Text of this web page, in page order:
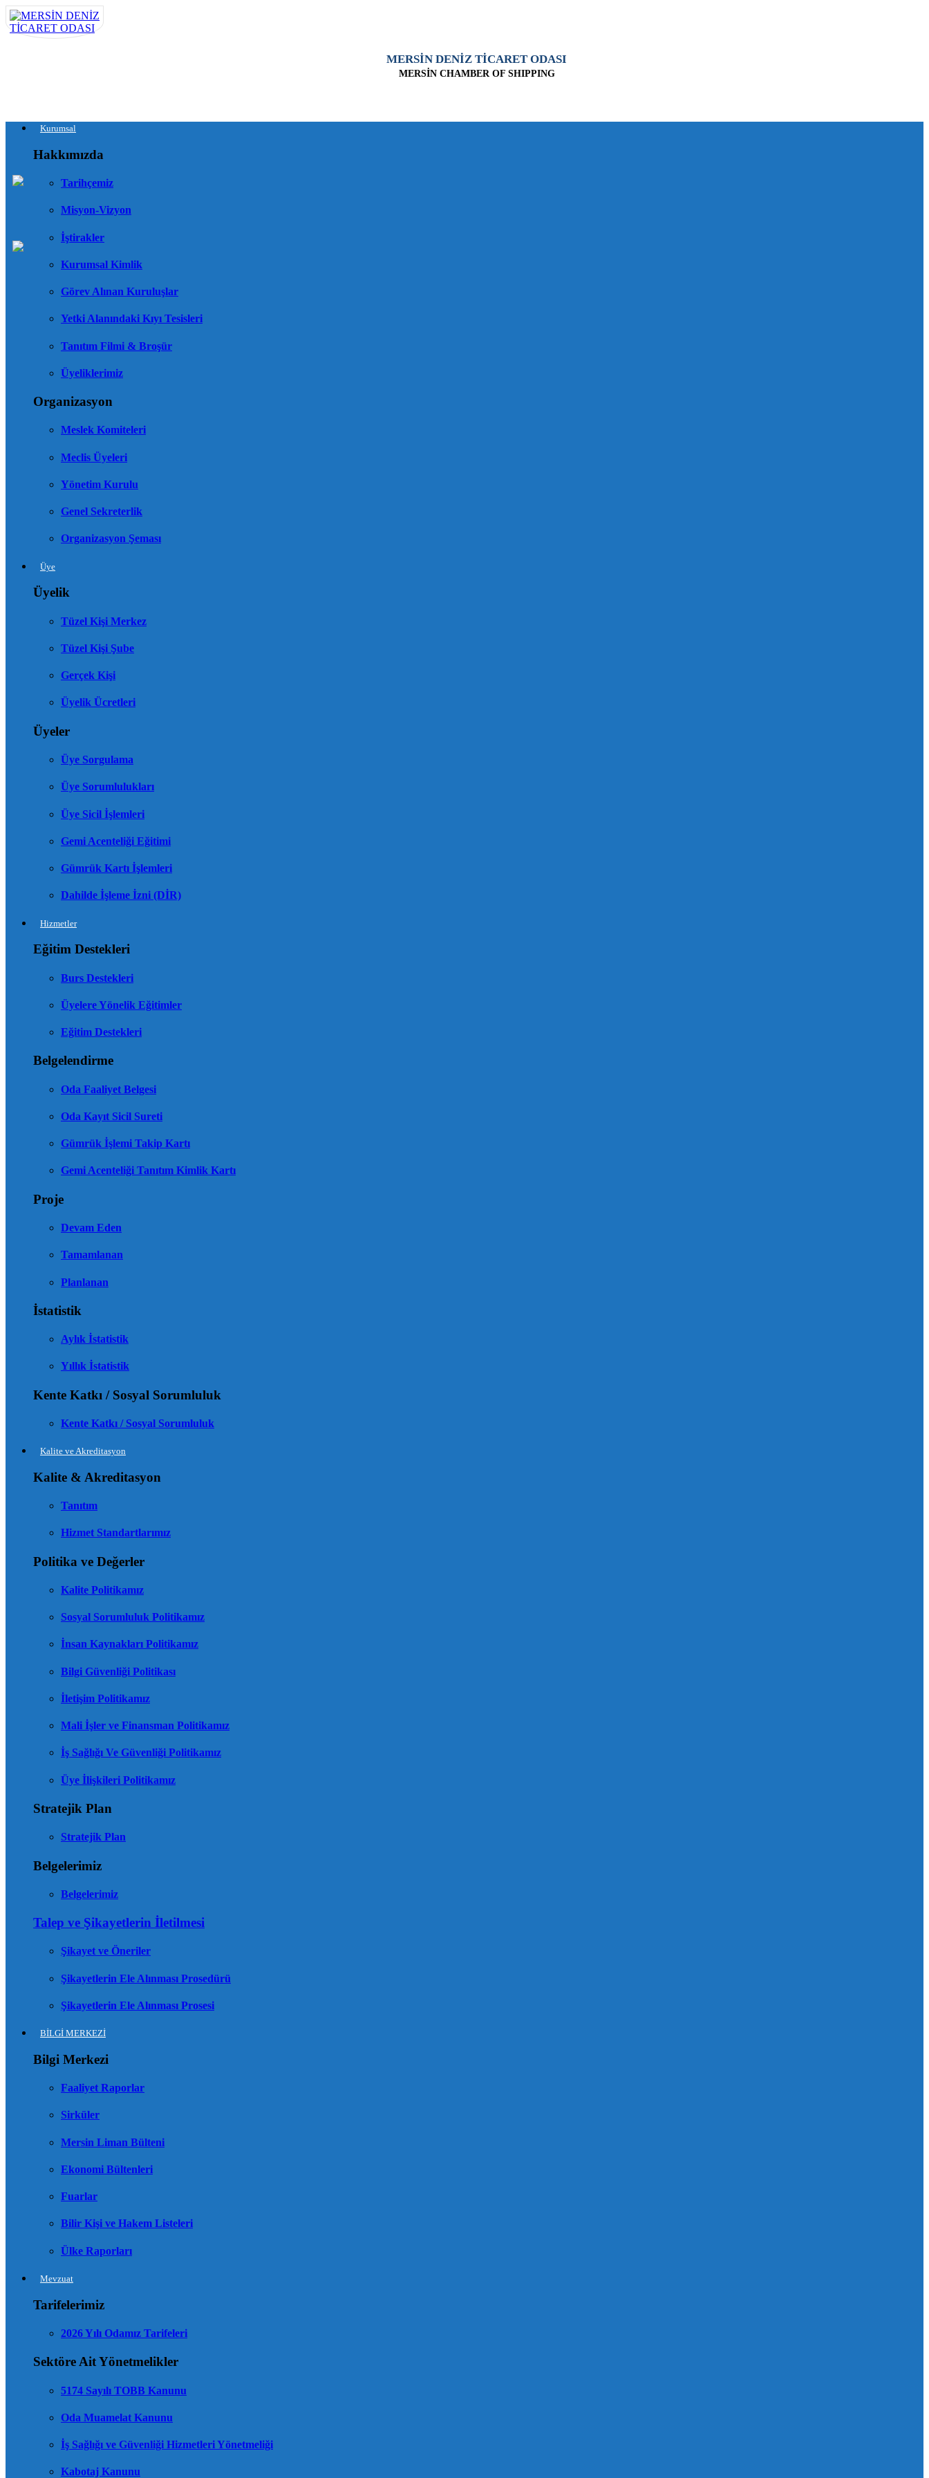
MERSİN DENİZ TİCARET ODASI
MERSİN CHAMBER OF SHIPPING
Kurumsal
Hakkımızda
Tarihçemiz
Misyon-Vizyon
İştirakler
Kurumsal Kimlik
Görev Alınan Kuruluşlar
Yetki Alanındaki Kıyı Tesisleri
Tanıtım Filmi & Broşür
Üyeliklerimiz
Organizasyon
Meslek Komiteleri
Meclis Üyeleri
Yönetim Kurulu
Genel Sekreterlik
Organizasyon Şeması
Üye
Üyelik
Tüzel Kişi Merkez
Tüzel Kişi Şube
Gerçek Kişi
Üyelik Ücretleri
Üyeler
Üye Sorgulama
Üye Sorumlulukları
Üye Sicil İşlemleri
Gemi Acenteliği Eğitimi
Gümrük Kartı İşlemleri
Dahilde İşleme İzni (DİR)
Hizmetler
Eğitim Destekleri
Burs Destekleri
Üyelere Yönelik Eğitimler
Eğitim Destekleri
Belgelendirme
Oda Faaliyet Belgesi
Oda Kayıt Sicil Sureti
Gümrük İşlemi Takip Kartı
Gemi Acenteliği Tanıtım Kimlik Kartı
Proje
Devam Eden
Tamamlanan
Planlanan
İstatistik
Aylık İstatistik
Yıllık İstatistik
Kente Katkı / Sosyal Sorumluluk
Kente Katkı / Sosyal Sorumluluk
Kalite ve Akreditasyon
Kalite & Akreditasyon
Tanıtım
Hizmet Standartlarımız
Politika ve Değerler
Kalite Politikamız
Sosyal Sorumluluk Politikamız
İnsan Kaynakları Politikamız
Bilgi Güvenliği Politikası
İletişim Politikamız
Mali İşler ve Finansman Politikamız
İş Sağlığı Ve Güvenliği Politikamız
Üye İlişkileri Politikamız
Stratejik Plan
Stratejik Plan
Belgelerimiz
Belgelerimiz
Talep ve Şikayetlerin İletilmesi
Şikayet ve Öneriler
Şikayetlerin Ele Alınması Prosedürü
Şikayetlerin Ele Alınması Prosesi
BİLGİ MERKEZİ
Bilgi Merkezi
Faaliyet Raporlar
Sirküler
Mersin Liman Bülteni
Ekonomi Bültenleri
Fuarlar
Bilir Kişi ve Hakem Listeleri
Ülke Raporları
Mevzuat
Tarifelerimiz
2026 Yılı Odamız Tarifeleri
Sektöre Ait Yönetmelikler
5174 Sayılı TOBB Kanunu
Oda Muamelat Kanunu
İş Sağlığı ve Güvenliği Hizmetleri Yönetmeliği
Kabotaj Kanunu